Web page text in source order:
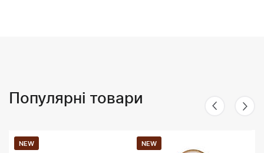
Популярні товари
NEW NEW